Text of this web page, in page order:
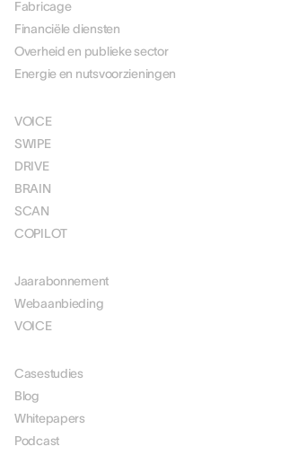
Fabricage
Financiële diensten
Overheid en publieke sector
Energie en nutsvoorzieningen
VOICE
SWIPE
DRIVE
BRAIN
SCAN
COPILOT
Jaarabonnement
Webaanbieding
VOICE
Casestudies
Blog
Whitepapers
Podcast